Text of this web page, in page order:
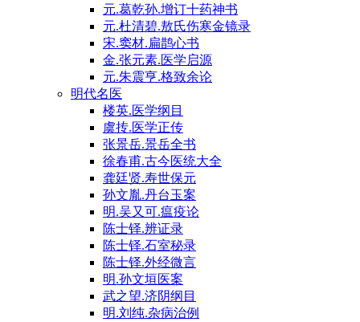
元.葛乾孙.增订十药神书
元.杜清碧.敖氏伤寒金镜录
宋.窦材.扁鹊心书
金.张元素.医学启源
元.朱震亨.格致余论
明代名医
楼英.医学纲目
虞抟.医学正传
张景岳.景岳全书
徐春甫.古今医统大全
龚廷贤.寿世保元
孙文胤.丹台玉案
明.吴又可.瘟疫论
陈士铎.辨证录
陈士铎.石室秘录
陈士铎.外经微言
明.孙文垣医案
武之望.济阴纲目
明.刘纯.杂病治例